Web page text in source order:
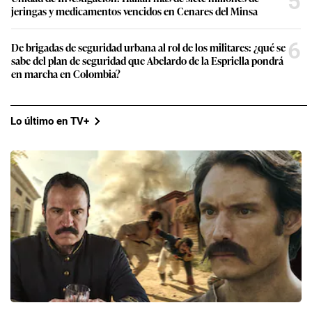
jeringas y medicamentos vencidos en Cenares del Minsa
De brigadas de seguridad urbana al rol de los militares: ¿qué se
sabe del plan de seguridad que Abelardo de la Espriella pondrá
en marcha en Colombia?
6
Lo último en TV+